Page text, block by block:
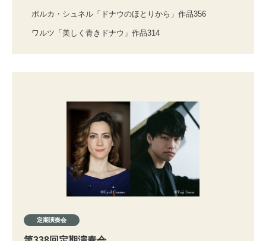
ポルカ・シュネル「ドナウのほとりから」作品356
ワルツ「美しく青きドナウ」作品314
定期演奏会